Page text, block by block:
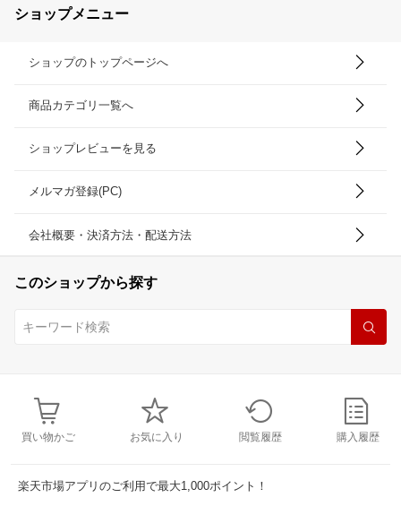
ショップメニュー
ショップのトップページへ
商品カテゴリ一覧へ
ショップレビューを見る
メルマガ登録(PC)
会社概要・決済方法・配送方法
このショップから探す
買い物かご お気に入り 閲覧履歴 購入履歴
楽天市場アプリのご利用で最大1,000ポイント！